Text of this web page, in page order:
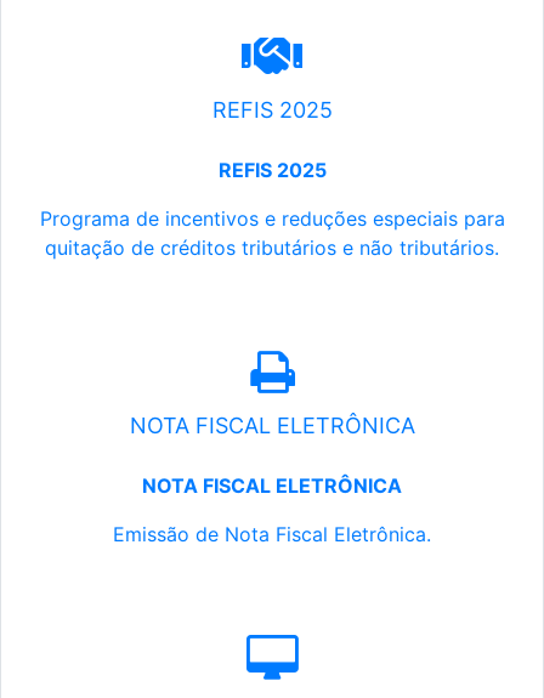
REFIS 2025
REFIS 2025
Programa de incentivos e reduções especiais para
quitação de créditos tributários e não tributários.
NOTA FISCAL ELETRÔNICA
NOTA FISCAL ELETRÔNICA
Emissão de Nota Fiscal Eletrônica.